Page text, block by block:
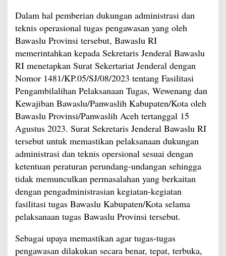
Dalam hal pemberian dukungan administrasi dan
teknis operasional tugas pengawasan yang oleh
Bawaslu Provinsi tersebut, Bawaslu RI
memerintahkan kepada Sekretaris Jenderal Bawaslu
RI menetapkan Surat Sekertariat Jenderal dengan
Nomor 1481/KP.05/SJ/08/2023 tentang Fasilitasi
Pengambilalihan Pelaksanaan Tugas, Wewenang dan
Kewajiban Bawaslu/Panwaslih Kabupaten/Kota oleh
Bawaslu Provinsi/Panwaslih Aceh tertanggal 15
Agustus 2023. Surat Sekretaris Jenderal Bawaslu RI
tersebut untuk memastikan pelaksanaan dukungan
administrasi dan teknis opersional sesuai dengan
ketentuan peraturan perundang-undangan sehingga
tidak memunculkan permasalahan yang berkaitan
dengan pengadministrasian kegiatan-kegiatan
fasilitasi tugas Bawaslu Kabupaten/Kota selama
pelaksanaan tugas Bawaslu Provinsi tersebut.
Sebagai upaya memastikan agar tugas-tugas
pengawasan dilakukan secara benar, tepat, terbuka,